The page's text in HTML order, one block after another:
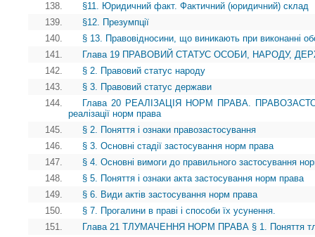
138.
§11. Юридичний факт. Фактичний (юридичний) склад
139.
§12. Презумпції
140.
§ 13. Правовідносини, що виникають при виконанні
141.
Глава 19 ПРАВОВИЙ СТАТУС ОСОБИ, НАРОДУ,
142.
§ 2. Правовий статус народу
143.
§ 3. Правовий статус держави
144.
Глава 20 РЕАЛІЗАЦІЯ НОРМ ПРАВА.
реалізації норм права
145.
§ 2. Поняття і ознаки правозастосування
146.
§ 3. Основні стадії застосування норм права
147.
§ 4. Основні вимоги до правильного застосування
148.
§ 5. Поняття і ознаки акта застосування норм права
149.
§ 6. Види актів застосування норм права
150.
§ 7. Прогалини в праві і способи їх усунення.
151.
Глава 21 ТЛУМАЧЕННЯ НОРМ ПРАВА § 1. Поняття